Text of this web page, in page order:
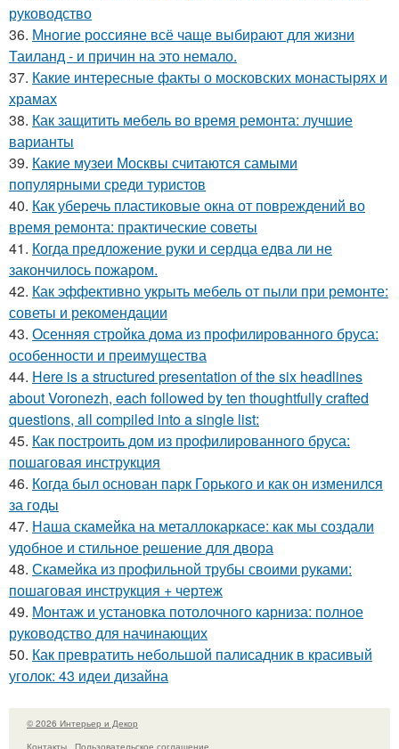
руководство
36. Многие россияне всё чаще выбирают для жизни
Таиланд - и причин на это немало.
37. Какие интересные факты о московских монастырях и
храмах
38. Как защитить мебель во время ремонта: лучшие
варианты
39. Какие музеи Москвы считаются самыми
популярными среди туристов
40. Как уберечь пластиковые окна от повреждений во
время ремонта: практические советы
41. Когда предложение руки и сердца едва ли не
закончилось пожаром.
42. Как эффективно укрыть мебель от пыли при ремонте:
советы и рекомендации
43. Осенняя стройка дома из профилированного бруса:
особенности и преимущества
44. Here is a structured presentation of the six headlines
about Voronezh, each followed by ten thoughtfully crafted
questions, all compiled into a single list:
45. Как построить дом из профилированного бруса:
пошаговая инструкция
46. Когда был основан парк Горького и как он изменился
за годы
47. Наша скамейка на металлокаркасе: как мы создали
удобное и стильное решение для двора
48. Скамейка из профильной трубы своими руками:
пошаговая инструкция + чертеж
49. Монтаж и установка потолочного карниза: полное
руководство для начинающих
50. Как превратить небольшой палисадник в красивый
уголок: 43 идеи дизайна
© 2026 Интерьер и Декор